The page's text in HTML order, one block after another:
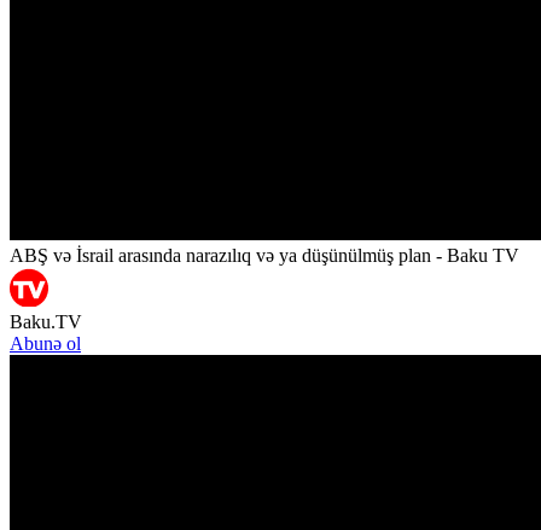
ABŞ və İsrail arasında narazılıq və ya düşünülmüş plan - Baku TV
Baku.TV
Abunə ol